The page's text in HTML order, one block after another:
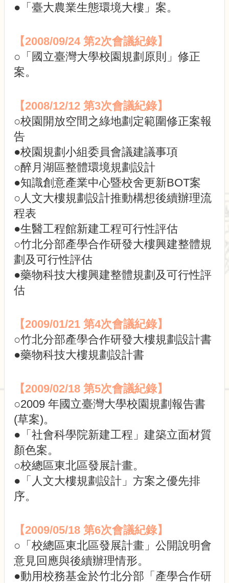
員
關
結
網
覽
於
小
校
規
劃
組
委
員
會
會
議
法
與
訊
校
園
劃
報
書
性
校
園
●「臺大農業生態環境大樓」案。
【2008/09/24 第2次會議紀錄】
○「國立臺灣大學校園規劃原則」修正
案。
【2008/12/12 第3次會議紀錄】
○校園開放空間之綠地劃定範圍修正案報
告
●校園規劃小組委員會議建議事項
○醉月湖區整體環境規劃設計
●知識創意產業中心暨校舍更新BOT案
○人文大樓規劃設計推動構想後續辦理流
程表
●生醫工程館新建工程可行性評估
○竹北分部產學合作研發大樓興建整體規
劃及可行性評估
●藥物科技大樓興建整體規劃及可行性評
估
【2009/01/21 第4次會議紀錄】
○竹北分部產學合作研發大樓規劃設計書
●藥物科技大樓規劃設計書
【2009/02/18 第5次會議紀錄】
○2009 年國立臺灣大學校園規劃報告書
(草案)。
●「社會科學院新建工程」建築立面材質
顏色案。
○校總區東北區發展計畫。
●「人文大樓規劃設計」方案之優先排
序。
【2009/05/18 第6次會議紀錄】
○「校總區東北區發展計畫」公開說明會
意見回應與後續辦理情形。
●動用校務基金於竹北分部「產學合作研